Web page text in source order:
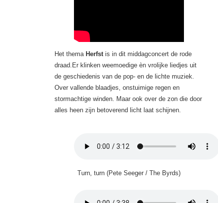
Het thema Herfstis in dit middagconcert de rode
draad.Er klinken weemoedige èn vrolijke liedjes uit
de geschiedenis van de pop- en de lichte muziek.
Over vallende blaadjes, onstuimige regen en
stormachtige winden. Maar ook over de zon die door
alles heen zijn betoverend licht laat schijnen.
Turn, turn (Pete Seeger / The Byrds)